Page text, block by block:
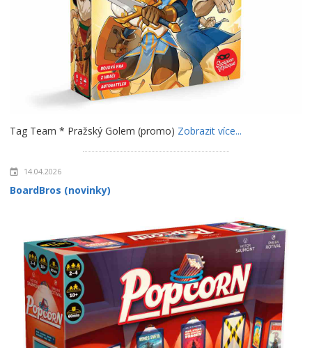
Tag Team * Pražský Golem (promo) Zobrazit více...
14.04.2026
BoardBros (novinky)